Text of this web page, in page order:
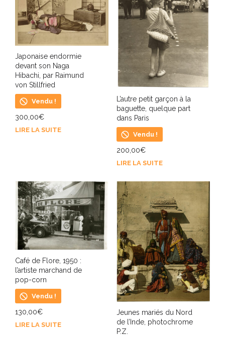
Japonaise endormie
devant son Naga
Hibachi, par Raimund
von Stillfried
Vendu !
300,00€
LIRE LA SUITE
L’autre petit garçon à la
baguette, quelque part
dans Paris
Vendu !
200,00€
LIRE LA SUITE
Café de Flore, 1950 :
l’artiste marchand de
pop-corn
Vendu !
130,00€
LIRE LA SUITE
Jeunes mariés du Nord
de l’Inde, photochrome
P.Z.